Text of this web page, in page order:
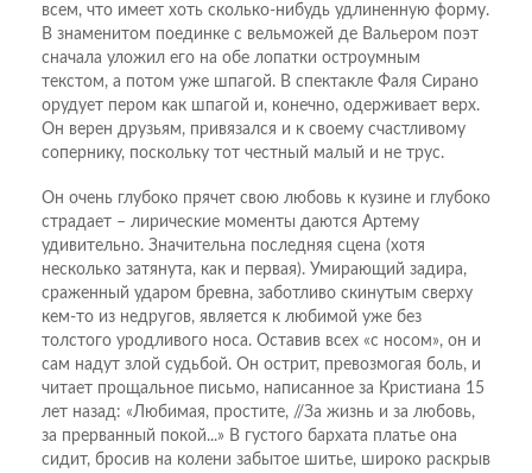
всем, что имеет хоть сколько-нибудь удлиненную форму.
В знаменитом поединке с вельможей де Вальером поэт
сначала уложил его на обе лопатки остроумным
текстом, а потом уже шпагой. В спектакле Фаля Сирано
орудует пером как шпагой и, конечно, одерживает верх.
Он верен друзьям, привязался и к своему счастливому
сопернику, поскольку тот честный малый и не трус.
Он очень глубоко прячет свою любовь к кузине и глубоко
страдает – лирические моменты даются Артему
удивительно. Значительна последняя сцена (хотя
несколько затянута, как и первая). Умирающий задира,
сраженный ударом бревна, заботливо скинутым сверху
кем-то из недругов, является к любимой уже без
толстого уродливого носа. Оставив всех «с носом», он и
сам надут злой судьбой. Он острит, превозмогая боль, и
читает прощальное письмо, написанное за Кристиана 15
лет назад: «Любимая, простите, //За жизнь и за любовь,
за прерванный покой...» В густого бархата платье она
сидит, бросив на колени забытое шитье, широко раскрыв